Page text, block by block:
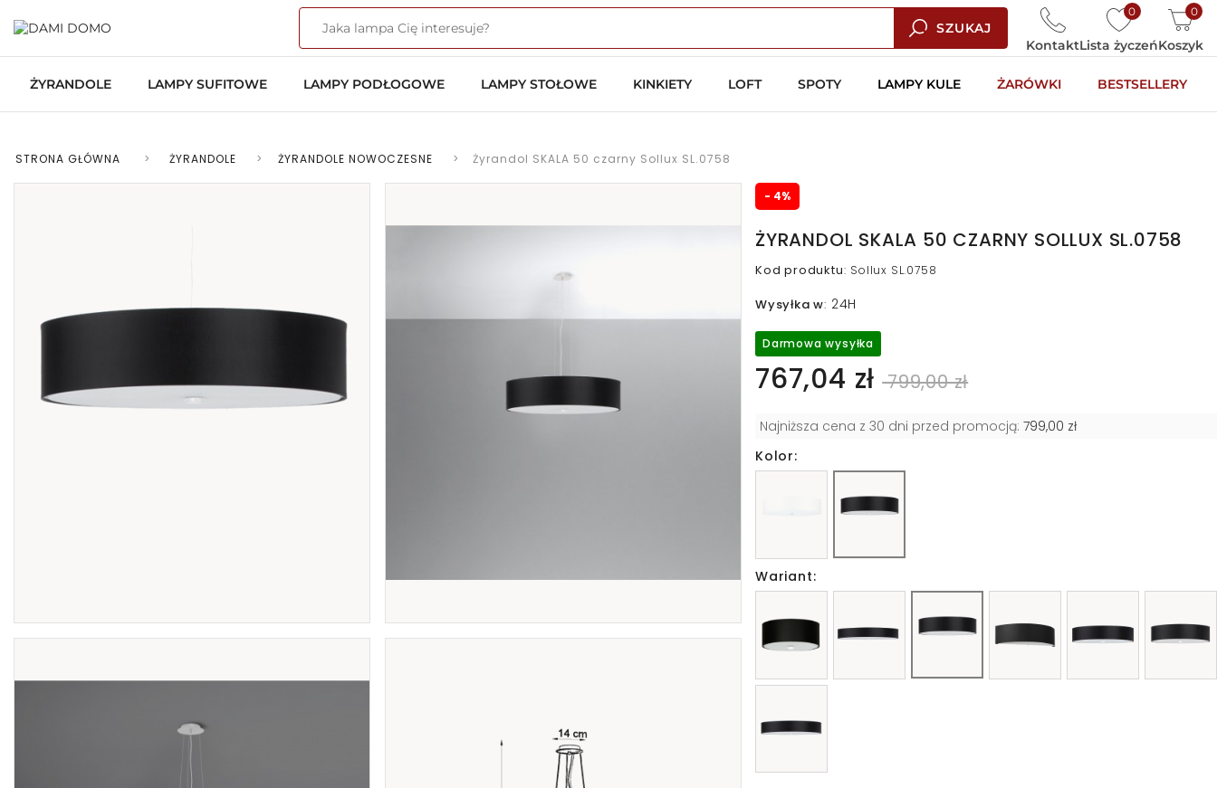
SZUKAJ
0
Lista życzeń
0
Koszyk
Kontakt
ŻYRANDOLE LAMPY SUFITOWE LAMPY PODŁOGOWE LAMPY STOŁOWE KINKIETY LOFT SPOTY LAMPY KULE ŻARÓWKI BESTSELLERY
STRONA GŁÓWNA > ŻYRANDOLE > ŻYRANDOLE NOWOCZESNE > Żyrandol SKALA 50 czarny Sollux SL.0758
- 4%
ŻYRANDOL SKALA 50 CZARNY SOLLUX SL.0758
Kod produktu: Sollux SL.0758
Wysyłka w: 24H
Darmowa wysyłka
767,04 zł 799,00 zł
Najniższa cena z 30 dni przed promocją: 799,00 zł
Kolor:
Wariant: